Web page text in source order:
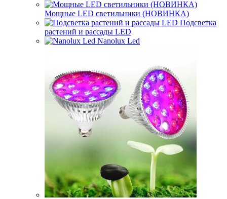
Мощные LED светильники (НОВИНКА)
Подсветка
растений и рассады LED
Nanolux Led